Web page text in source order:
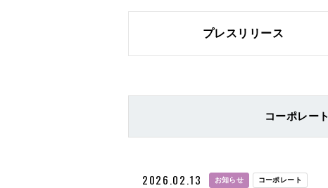
プレスリリース
コーポレート
2026.02.13 お知らせ コーポレート